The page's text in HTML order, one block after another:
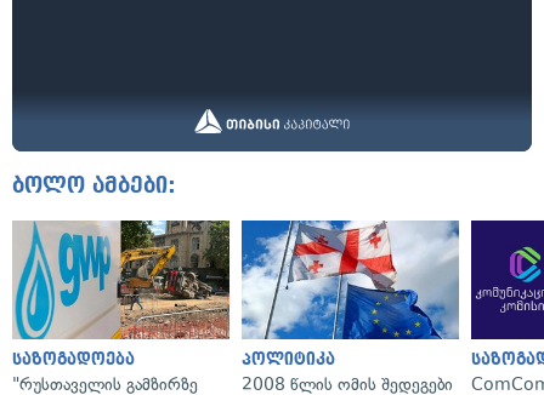
ბოლო ამბები:
საზოგადოება
"რუსთაველის გამზირზე
პოლიტიკა
2008 წლის ომის შედეგები